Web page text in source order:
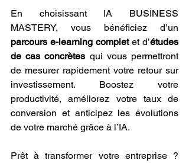
En choisissant IA BUSINESS
parcours e-learning complet et d’études
de cas concrètes qui vous permettront
de mesurer rapidement votre retour sur
investissement. Boostez votre
productivité, améliorez votre taux de
conversion et anticipez les évolutions
de votre marché grâce à l’IA.
Prêt à transformer votre entreprise ?